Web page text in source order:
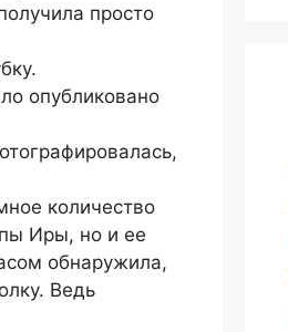
просто
опубликовано
количество
Иры, но и ее
обнаружила,
Ведь